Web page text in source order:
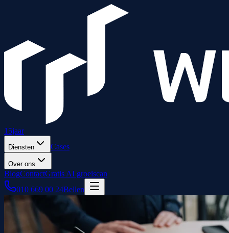
15jaar
Diensten Cases
Over ons
BlogContactGratis AI groeiscan
010 669 00 24Bellen